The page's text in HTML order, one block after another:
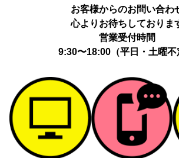
よる安全な電送、又は管理コンソールからの
提供先：広告配信事業者（例：Google LLC等）
個人情報の取り扱いに関する契約：提供先と個
（目的外利用禁止、再提供制限、安全管理措置
お客様の個人情報は、以下掲げる場合以外に、
無く第三者に提供することはありません。
法令に基づく場合
人の生命、身体又は財産の保護にために
て、本人の同意を得る事が困難であるとき
お客様からのお問い合わ
心よりお待ちしておりま
営業受付時間
9:30〜18:00（平日・土曜不